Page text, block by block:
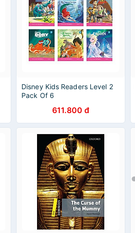
Disney Kids Readers Level 2
Pack Of 6
611.800 đ